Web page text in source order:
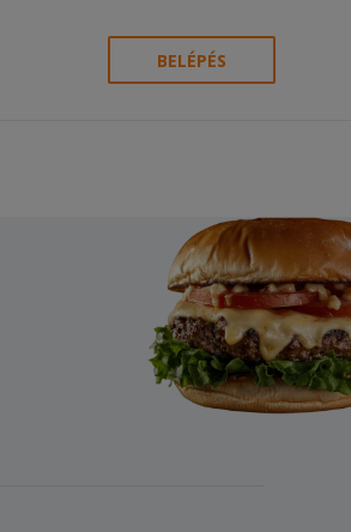
BELÉPÉS